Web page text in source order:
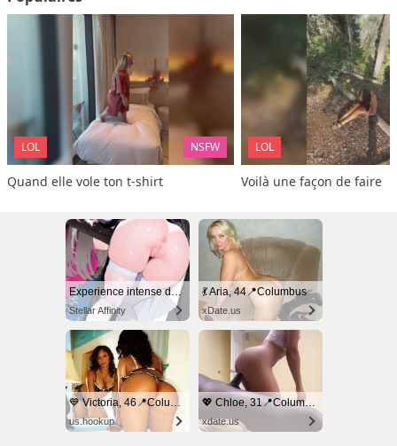
LOL NSFW
Quand elle vole ton t-shirt
LOL
Voilà une façon de faire